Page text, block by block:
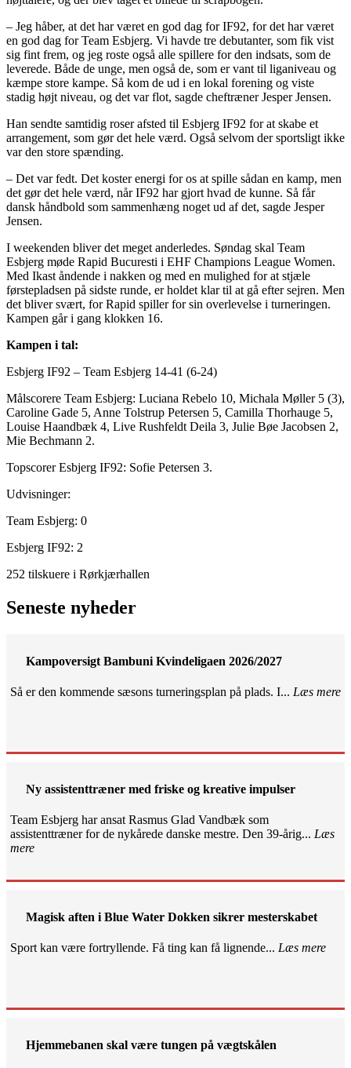
– Jeg håber, at det har været en god dag for IF92, for det har været
en god dag for Team Esbjerg. Vi havde tre debutanter, som fik vist
sig fint frem, og jeg roste også alle spillere for den indsats, som de
leverede. Både de unge, men også de, som er vant til liganiveau og
kæmpe store kampe. Så kom de ud i en lokal forening og viste
stadig højt niveau, og det var flot, sagde cheftræner Jesper Jensen.
Han sendte samtidig roser afsted til Esbjerg IF92 for at skabe et
arrangement, som gør det hele værd. Også selvom der sportsligt ikke
var den store spænding.
– Det var fedt. Det koster energi for os at spille sådan en kamp, men
det gør det hele værd, når IF92 har gjort hvad de kunne. Så får
dansk håndbold som sammenhæng noget ud af det, sagde Jesper
Jensen.
I weekenden bliver det meget anderledes. Søndag skal Team
Esbjerg møde Rapid Bucuresti i EHF Champions League Women.
Med Ikast åndende i nakken og med en mulighed for at stjæle
førstepladsen på sidste runde, er holdet klar til at gå efter sejren. Men
det bliver svært, for Rapid spiller for sin overlevelse i turneringen.
Kampen går i gang klokken 16.
Kampen i tal:
Esbjerg IF92 – Team Esbjerg 14-41 (6-24)
Målscorere Team Esbjerg: Luciana Rebelo 10, Michala Møller 5 (3),
Caroline Gade 5, Anne Tolstrup Petersen 5, Camilla Thorhauge 5,
Louise Haandbæk 4, Live Rushfeldt Deila 3, Julie Bøe Jacobsen 2,
Mie Bechmann 2.
Topscorer Esbjerg IF92: Sofie Petersen 3.
Udvisninger:
Team Esbjerg: 0
Esbjerg IF92: 2
252 tilskuere i Rørkjærhallen
Seneste nyheder
Kampoversigt Bambuni Kvindeligaen 2026/2027
Så er den kommende sæsons turneringsplan på plads. I... Læs mere
Ny assistenttræner med friske og kreative impulser
Team Esbjerg har ansat Rasmus Glad Vandbæk som
assistenttræner for de nykårede danske mestre. Den 39-årig... Læs
mere
Magisk aften i Blue Water Dokken sikrer mesterskabet
Sport kan være fortryllende. Få ting kan få lignende... Læs mere
Hjemmebanen skal være tungen på vægtskålen